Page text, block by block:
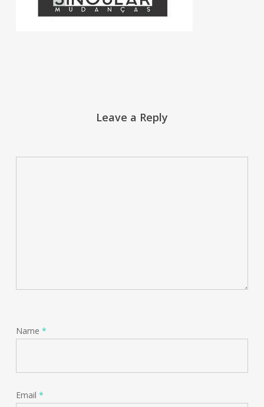
Leave a Reply
Name *
Email *